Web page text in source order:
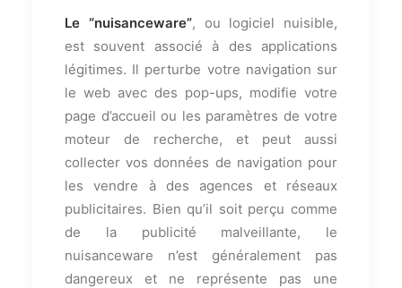
Le “nuisanceware”, ou logiciel nuisible,
est souvent associé à des applications
légitimes. Il perturbe votre navigation sur
le web avec des pop-ups, modifie votre
page d’accueil ou les paramètres de votre
moteur de recherche, et peut aussi
collecter vos données de navigation pour
les vendre à des agences et réseaux
publicitaires. Bien qu’il soit perçu comme
de la publicité malveillante, le
nuisanceware n’est généralement pas
dangereux et ne représente pas une